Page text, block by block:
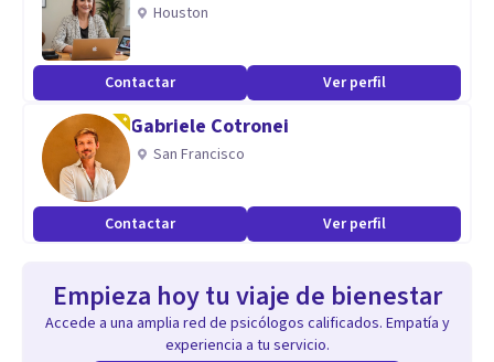
Houston
Contactar Ver perfil
Gabriele Cotronei
San Francisco
Contactar Ver perfil
Empieza hoy tu viaje de bienestar
Accede a una amplia red de psicólogos calificados. Empatía y
experiencia a tu servicio.